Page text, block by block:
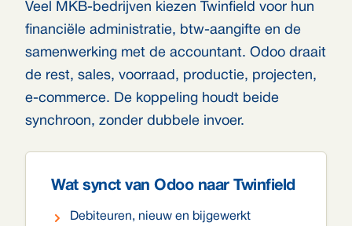
Veel MKB-bedrijven kiezen Twinfield voor hun
financiële administratie, btw-aangifte en de
samenwerking met de accountant. Odoo draait
de rest, sales, voorraad, productie, projecten,
e-commerce. De koppeling houdt beide
synchroon, zonder dubbele invoer.
Wat synct van Odoo naar Twinfield
Debiteuren, nieuw en bijgewerkt